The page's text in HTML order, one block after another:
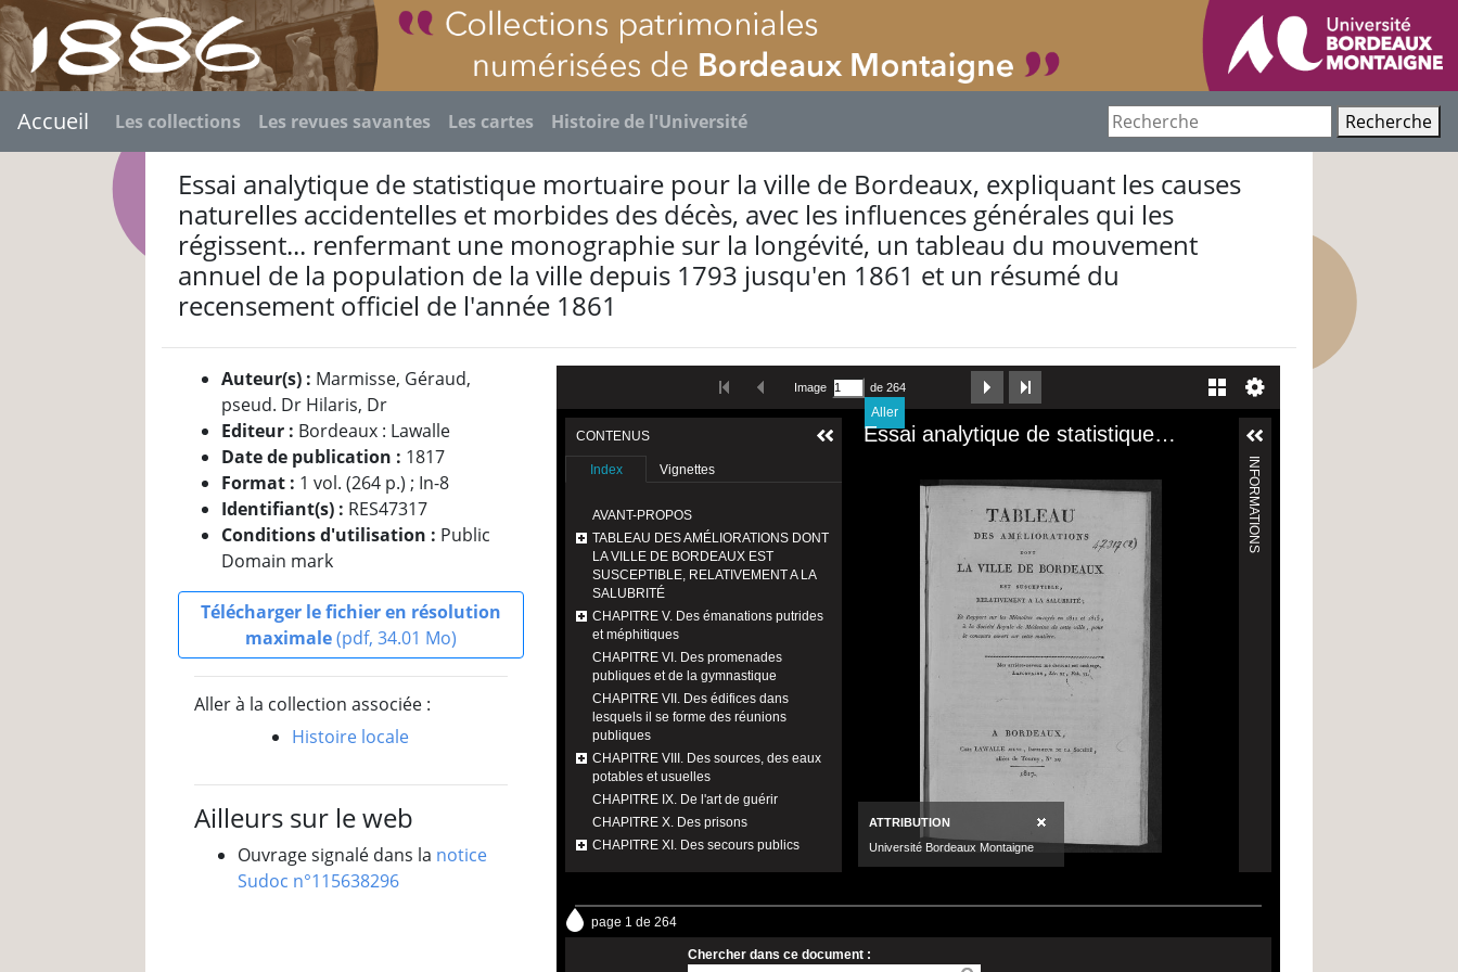
Accueil Les collections Les revues savantes Les cartes Histoire de l'Université Recherche
Essai analytique de statistique mortuaire pour la ville de Bordeaux, expliquant les causes
naturelles accidentelles et morbides des décès, avec les influences générales qui les
régissent... renfermant une monographie sur la longévité, un tableau du mouvement
annuel de la population de la ville depuis 1793 jusqu'en 1861 et un résumé du
recensement officiel de l'année 1861
Auteur(s) : Marmisse, Géraud,
pseud. Dr Hilaris, Dr
Editeur : Bordeaux : Lawalle
Date de publication : 1817
Format : 1 vol. (264 p.) ; In-8
Identifiant(s) : RES47317
Conditions d'utilisation : Public
Domain mark
Télécharger le fichier en résolution
maximale(pdf, 34.01 Mo)
Aller à la collection associée :
Histoire locale
Ailleurs sur le web
Ouvrage signalé dans la notice
Sudoc n°115638296